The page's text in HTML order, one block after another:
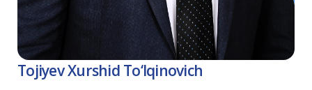
Tojiyev Xurshid To‘lqinovich